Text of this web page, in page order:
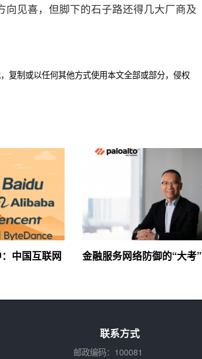
见喜，但脚下的石子路还得几大厂商及
复制或以任何其他方式使用本文全部或部分，侵权
中国互联网
金融服务网络防御的“大考”
联系方式
邮政编码：100081